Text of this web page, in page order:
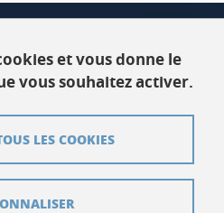
et vous donne le
vous souhaitez activer.
LES COOKIES